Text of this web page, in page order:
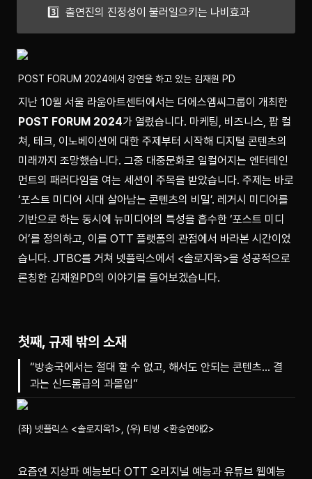
3️⃣  출연진의 진정성이 불러일으키는 나비효과
POST FORUM 2024에서 강연을 하고 있는 김재원 PD
POST FORUM 2024가 열렸습니다. 마케팅, 비즈니스, 팝 컬
쳐, 테크, 이노베이션에 대한 주제부터 시작해 디지털 콘텐츠의
미래까지 조망했습니다. 그중 대중문화로 일컬어지는 엔터테인
먼트의 패러다임을 여는 세션이 주목을 받았습니다. 주제는 바로
‘포스트 미디어 시대 살아남는 콘텐츠의 비밀’. 레거시 미디어를
기반으로 하는 동시에 뉴미디어의 특성을 흡수한 ‘포스트 미디
어’를 정의하고, 이를 OTT 플랫폼의 관점에서 바라본 시간이었
습니다. JTBC를 거쳐 넷플릭스에서 <솔로지옥>을 성공적으로
론칭한 김재원PD의 이야기를 들어보겠습니다.
첫째, 규제 밖의 소재
“방송국에서는 절대 할 수 없고, 해서도 안되는 콘텐츠… 결
과는 신드롬급의 과몰입”
(좌) 넷플릭스 <솔로지옥1>, (우) 티빙 <환승연애2>
요즘엔 지상파 예능보다 OTT 오리지널 예능과 유튜브 웹예능